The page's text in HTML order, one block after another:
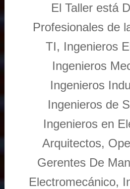
El Taller está
Profesionales de
TI, Ingenieros
Ingenieros
Ingenieros
Ingenieros de
Ingenieros en
Arquitectos,
Gerentes De
Electromecánico,